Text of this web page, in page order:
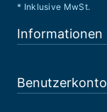
* Inklusive MwSt.
Informationen
Benutzerkonto